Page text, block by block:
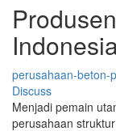
perusahaan-beton-
Discuss
Menjadi pemain
perusahaan